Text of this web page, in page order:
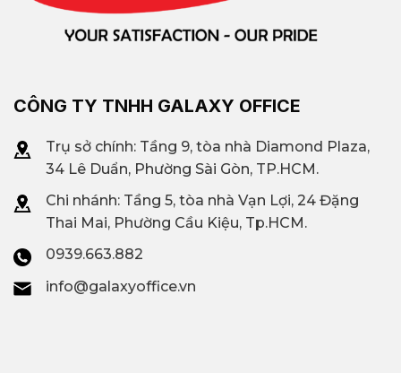
CÔNG TY TNHH GALAXY OFFICE
Trụ sở chính: Tầng 9, tòa nhà Diamond Plaza,
34 Lê Duẩn, Phường Sài Gòn, TP.HCM.
Chi nhánh: Tầng 5, tòa nhà Vạn Lợi, 24 Đặng
Thai Mai, Phường Cầu Kiệu, Tp.HCM.
0939.663.882
info@galaxyoffice.vn